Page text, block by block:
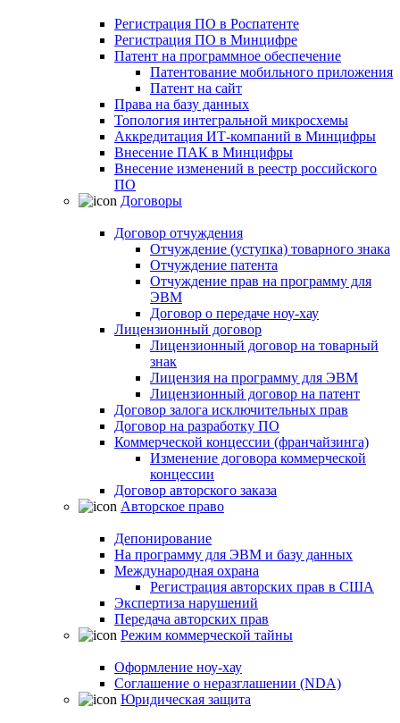
Регистрация ПО в Роспатенте
Регистрация ПО в Минцифре
Патент на программное обеспечение
Патентование мобильного приложения
Патент на сайт
Права на базу данных
Топология интегральной микросхемы
Аккредитация ИТ-компаний в Минцифры
Внесение ПАК в Минцифры
Внесение изменений в реестр российского
ПО
Договоры
Договор отчуждения
Отчуждение (уступка) товарного знака
Отчуждение патента
Отчуждение прав на программу для
ЭВМ
Договор о передаче ноу-хау
Лицензионный договор
Лицензионный договор на товарный
знак
Лицензия на программу для ЭВМ
Лицензионный договор на патент
Договор залога исключительных прав
Договор на разработку ПО
Коммерческой концессии (франчайзинга)
Изменение договора коммерческой
концессии
Договор авторского заказа
Авторское право
Депонирование
На программу для ЭВМ и базу данных
Международная охрана
Регистрация авторских прав в США
Экспертиза нарушений
Передача авторских прав
Режим коммерческой тайны
Оформление ноу-хау
Соглашение о неразглашении (NDA)
Юридическая защита